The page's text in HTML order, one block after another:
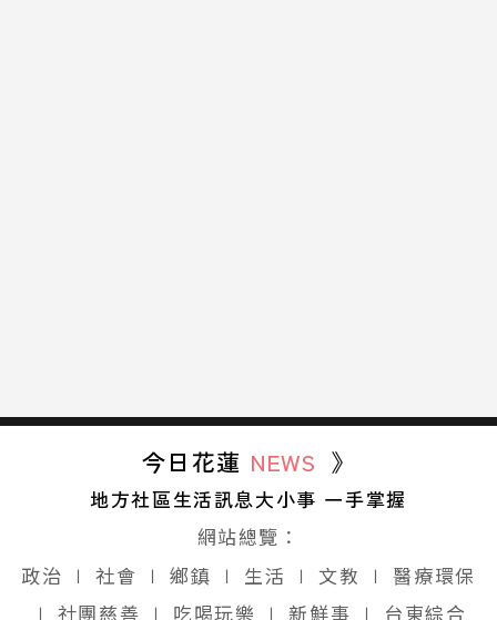
今日花蓮 NEWS 》
地方社區生活訊息大小事 一手掌握
網站總覽：
政治 ∣ 社會 ∣ 鄉鎮 ∣ 生活 ∣ 文教 ∣
醫療環保
∣ 社團慈善 ∣ 吃喝玩樂 ∣ 新鮮事 ∣ 台東綜合